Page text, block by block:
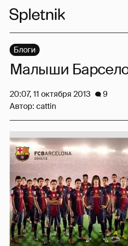
Блоги
Малыши
20:07, 11 октября 2013
9
Автор: cattin